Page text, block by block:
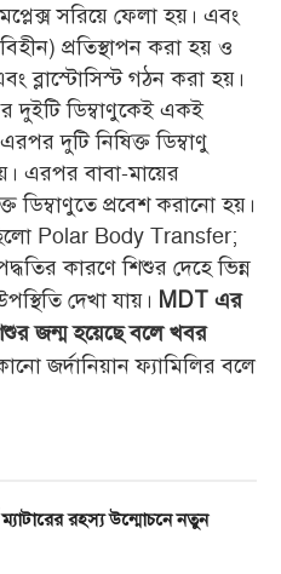
সরিয়ে ফেলা হয়। এবং
প্রতিস্থাপন করা হয় ও
ব্লাস্টোসিস্ট গঠন করা হয়।
দুইটি ডিম্বাণুকেই একই
দুটি নিষিক্ত ডিম্বাণু
এরপর বাবা-মায়ের
ডিম্বাণুতে প্রবেশ করানো হয়।
Polar Body Transfer;
কারণে শিশুর দেহে ভিন্ন
দেখা যায়। MDT এর
জন্ম হয়েছে বলে খবর
জর্দানিয়ান ফ্যামিলির বলে
ম্যাটারের রহস্য উন্মোচনে নতুন